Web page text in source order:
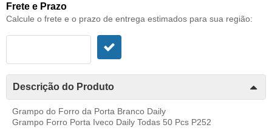
Frete e Prazo
Calcule o frete e o prazo de entrega estimados para sua região:
Descrição do Produto
Grampo do Forro da Porta Branco Daily
Grampo Forro Porta Iveco Daily Todas 50 Pcs P252